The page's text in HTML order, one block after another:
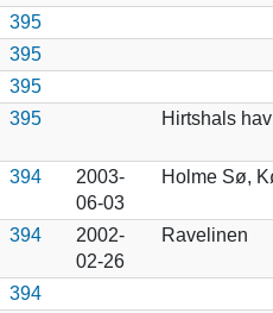
395
395
395
395 Hirtshals
394
2003-
06-03
Holme Sø,
394
2002-
02-26
Ravelinen
394